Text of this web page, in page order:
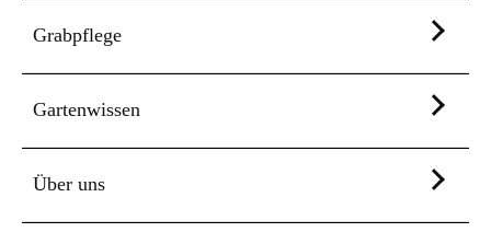
Grabpflege
Gartenwissen
Über uns